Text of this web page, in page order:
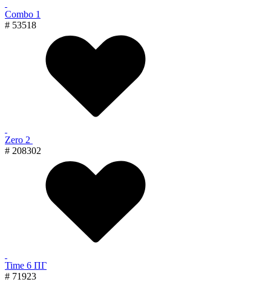
Combo 1
# 53518
Zero 2
# 208302
Time 6 ПГ
# 71923